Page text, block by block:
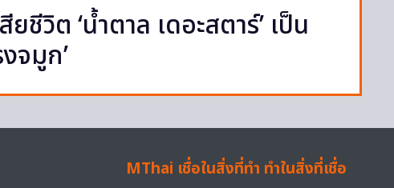
ยชีวิต ‘น้ำตาล เดอะสตาร์’ เป็น
จมูก’
MThai เชื่อในสิ่งที่ทำ ทำในสิ่งที่เชื่อ